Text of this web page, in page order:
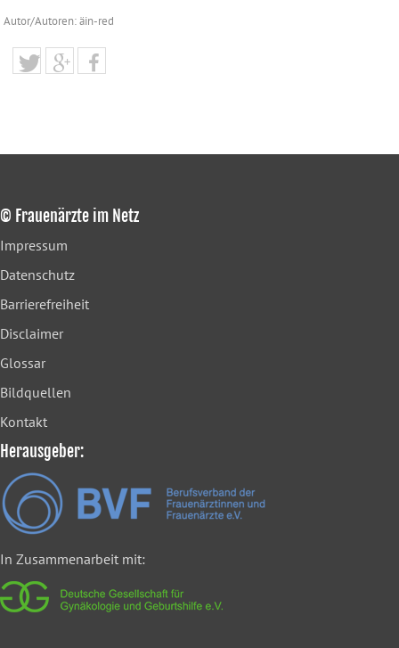
Autor/Autoren: äin-red
© Frauenärzte im Netz
Impressum
Datenschutz
Barrierefreiheit
Disclaimer
Glossar
Bildquellen
Kontakt
Herausgeber:
In Zusammenarbeit mit: